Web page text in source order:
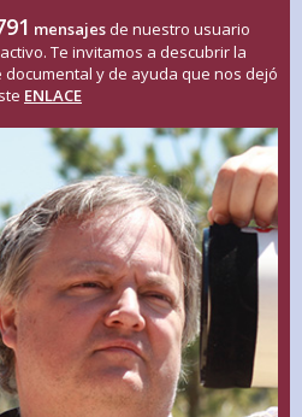
mensajes de nuestro usuario
Te invitamos a descubrir la
documental y de ayuda que nos dejó
ENLACE